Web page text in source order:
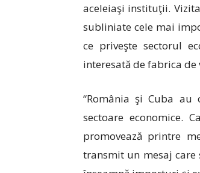
aceleiaşi instituţii.
subliniate cele mai
ce priveşte sectorul
interesată de fabrica de
“România şi Cuba
sectoare economice.
promovează printre
transmit un mesaj care